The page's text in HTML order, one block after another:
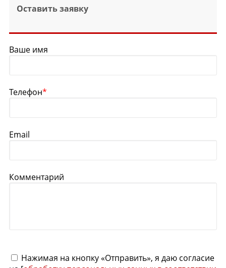
Оставить заявку
Ваше имя
Телефон*
Email
Комментарий
Нажимая на кнопку «Отправить», я даю согласие